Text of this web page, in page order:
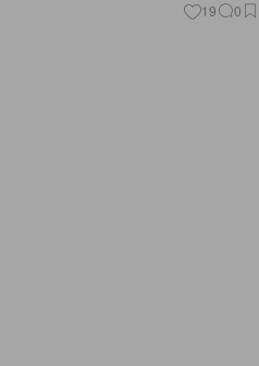
19 0